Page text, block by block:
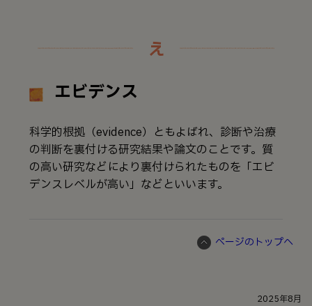
え
エビデンス
科学的根拠（evidence）ともよばれ、診断や治療
の判断を裏付ける研究結果や論文のことです。質
の高い研究などにより裏付けられたものを「エビ
デンスレベルが高い」などといいます。
ページのトップへ
2025年8月